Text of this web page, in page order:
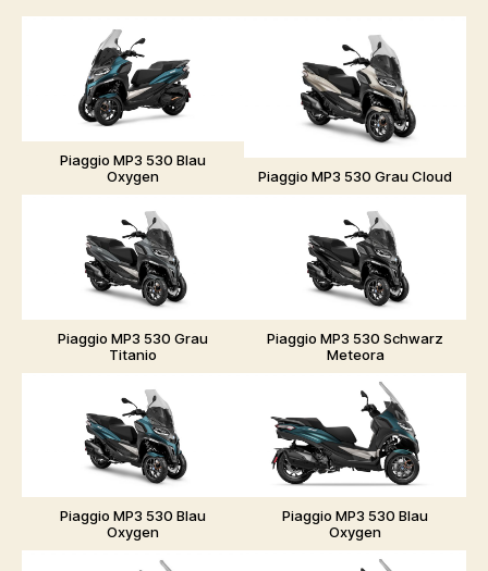
Piaggio MP3 530 Blau
Oxygen
Piaggio MP3 530 Grau Cloud
Piaggio MP3 530 Grau
Titanio
Piaggio MP3 530 Schwarz
Meteora
Piaggio MP3 530 Blau
Oxygen
Piaggio MP3 530 Blau
Oxygen